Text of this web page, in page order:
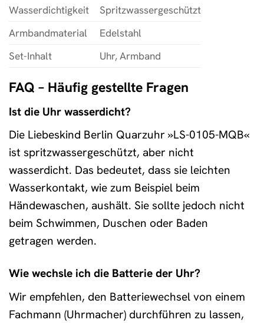
Wasserdichtigkeit
Spritzwassergeschützt
Armbandmaterial
Edelstahl
Set-Inhalt
Uhr, Armband
FAQ – Häufig gestellte Fragen
Ist die Uhr wasserdicht?
Die Liebeskind Berlin Quarzuhr »LS-0105-MQB«
ist spritzwassergeschützt, aber nicht
wasserdicht. Das bedeutet, dass sie leichten
Wasserkontakt, wie zum Beispiel beim
Händewaschen, aushält. Sie sollte jedoch nicht
beim Schwimmen, Duschen oder Baden
getragen werden.
Wie wechsle ich die Batterie der Uhr?
Wir empfehlen, den Batteriewechsel von einem
Fachmann (Uhrmacher) durchführen zu lassen,